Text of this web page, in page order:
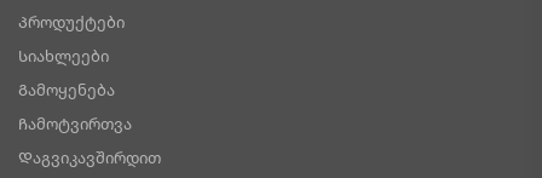
Პროდუქტები
Სიახლეები
Გამოყენება
Ჩამოტვირთვა
Დაგვიკავშირდით